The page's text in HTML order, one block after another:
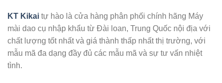
KT Kikai tự hào là cửa hàng phân phối chính hãng Máy
mài dao cụ nhập khẩu từ Đài loan, Trung Quốc nội địa với
chất lượng tốt nhất và giá thành thấp nhất thị trường, với
mẫu mã đa dạng đầy đủ các mẫu mã và sự tư vấn nhiệt
tình.